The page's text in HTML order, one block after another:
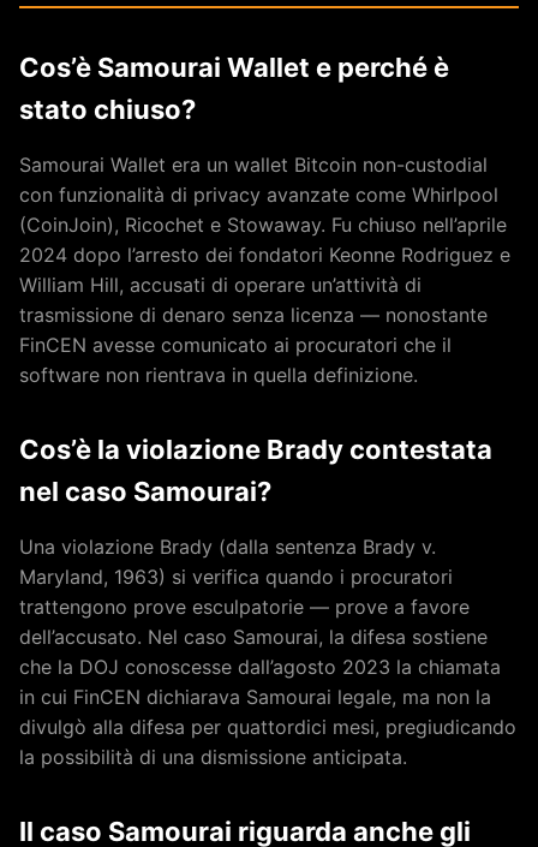
Cos’è Samourai Wallet e perché è
stato chiuso?
Samourai Wallet era un wallet Bitcoin non-custodial
con funzionalità di privacy avanzate come Whirlpool
(CoinJoin), Ricochet e Stowaway. Fu chiuso nell’aprile
2024 dopo l’arresto dei fondatori Keonne Rodriguez e
William Hill, accusati di operare un’attività di
trasmissione di denaro senza licenza — nonostante
FinCEN avesse comunicato ai procuratori che il
software non rientrava in quella definizione.
Cos’è la violazione Brady contestata
nel caso Samourai?
Una violazione Brady (dalla sentenza Brady v.
Maryland, 1963) si verifica quando i procuratori
trattengono prove esculpatorie — prove a favore
dell’accusato. Nel caso Samourai, la difesa sostiene
che la DOJ conoscesse dall’agosto 2023 la chiamata
in cui FinCEN dichiarava Samourai legale, ma non la
divulgò alla difesa per quattordici mesi, pregiudicando
la possibilità di una dismissione anticipata.
Il caso Samourai riguarda anche gli